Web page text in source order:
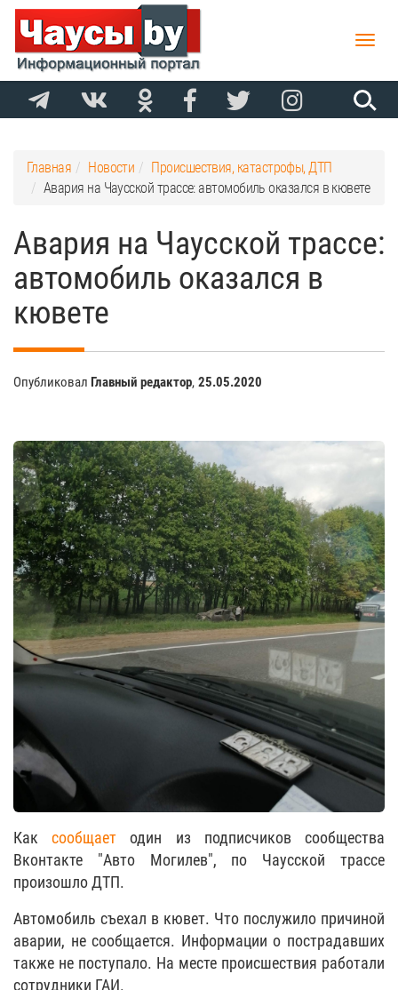
Toggle
Главная Новости
Происшествия, катастрофы, ДТП
Авария на Чаусской трассе: автомобиль оказался в кювете
Авария на Чаусской трассе:
автомобиль оказался в
кювете
Опубликовал Главный редактор, 25.05.2020
Каксообщает один из подписчиков сообщества
Вконтакте "Авто Могилев", по Чаусской трассе
произошло ДТП.
Автомобиль съехал в кювет. Что послужило причиной
аварии, не сообщается. Информации о пострадавших
также не поступало. На месте происшествия работали
сотрудники ГАИ.